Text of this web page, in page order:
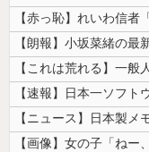
【画像】女の子「ねー